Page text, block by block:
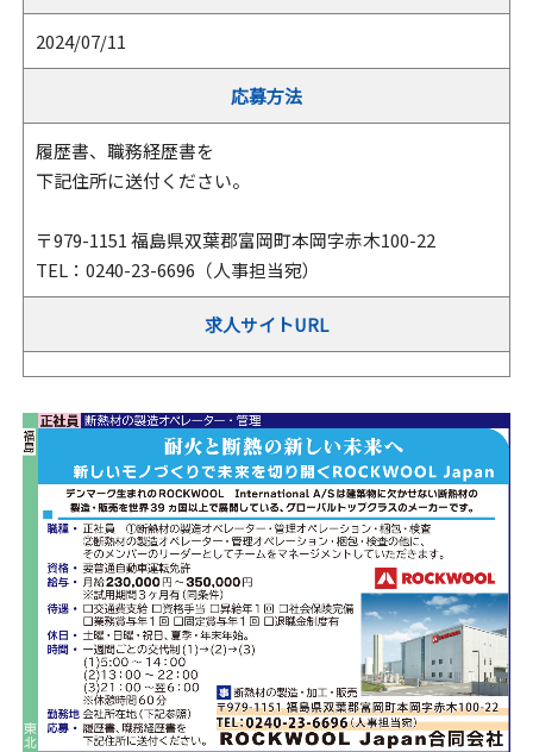
2024/07/11
応募方法
履歴書、職務経歴書を
下記住所に送付ください。
〒979-1151 福島県双葉郡富岡町本岡字赤木100-22
TEL：0240-23-6696（人事担当宛）
求人サイトURL